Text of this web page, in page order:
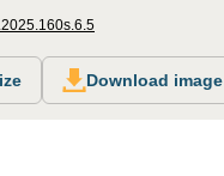
Download image